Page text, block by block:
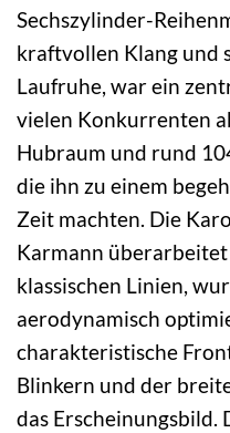
Sechszylinder-
kraftvollen Klang und
Laufruhe, war ein
vielen Konkurrenten
Hubraum und rund
die ihn zu einem
Zeit machten. Die
Karmann
klassischen Linien,
aerodynamisch
charakteristische
Blinkern und der
das Erscheinungsbild.